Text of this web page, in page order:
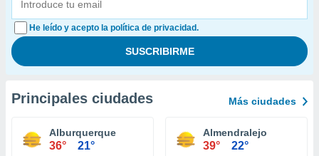
He leído y acepto la política de privacidad.
Principales ciudades Más ciudades
Alburquerque
36° 21°
Almendralejo
39° 22°